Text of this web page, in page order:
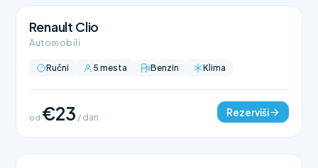
Renault Clio
Automobili
Ručni 5 mesta Benzin Klima
od €23 / dan Rezerviši